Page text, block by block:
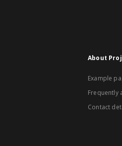
About
Example
Frequently
Contact